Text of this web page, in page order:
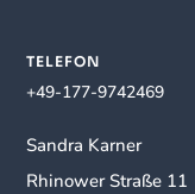
TELEFON
+49-177-9742469
Sandra Karner
Rhinower Straße 11